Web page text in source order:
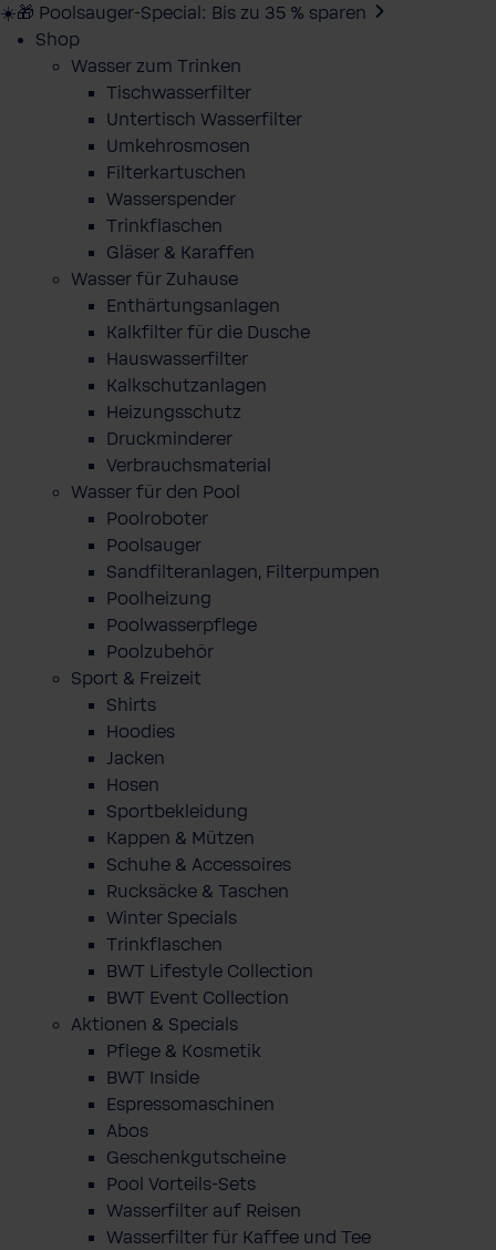
☀️🎁 Poolsauger-Special: Bis zu 35 % sparen
Shop
Wasser zum Trinken
Tischwasserfilter
Untertisch Wasserfilter
Umkehrosmosen
Filterkartuschen
Wasserspender
Trinkflaschen
Gläser & Karaffen
Wasser für Zuhause
Enthärtungsanlagen
Kalkfilter für die Dusche
Hauswasserfilter
Kalkschutzanlagen
Heizungsschutz
Druckminderer
Verbrauchsmaterial
Wasser für den Pool
Poolroboter
Poolsauger
Sandfilteranlagen, Filterpumpen
Poolheizung
Poolwasserpflege
Poolzubehör
Sport & Freizeit
Shirts
Hoodies
Jacken
Hosen
Sportbekleidung
Kappen & Mützen
Schuhe & Accessoires
Rucksäcke & Taschen
Winter Specials
Trinkflaschen
BWT Lifestyle Collection
BWT Event Collection
Aktionen & Specials
Pflege & Kosmetik
BWT Inside
Espressomaschinen
Abos
Geschenkgutscheine
Pool Vorteils-Sets
Wasserfilter auf Reisen
Wasserfilter für Kaffee und Tee